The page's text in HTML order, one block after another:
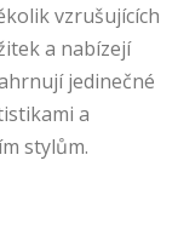
vzrušujících
a nabízejí
jedinečné
a
stylům.